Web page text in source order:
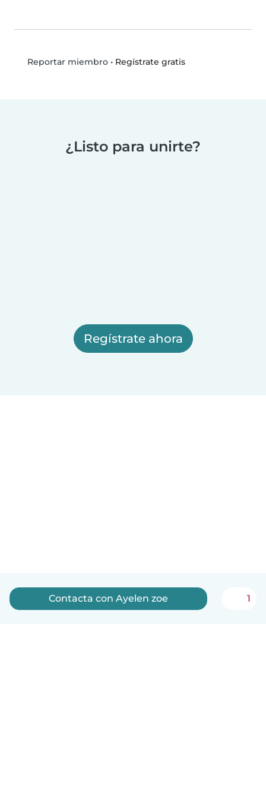
Reportar miembro• Regístrate gratis
¿Listo para unirte?
Regístrate ahora
Contacta con Ayelen zoe 1